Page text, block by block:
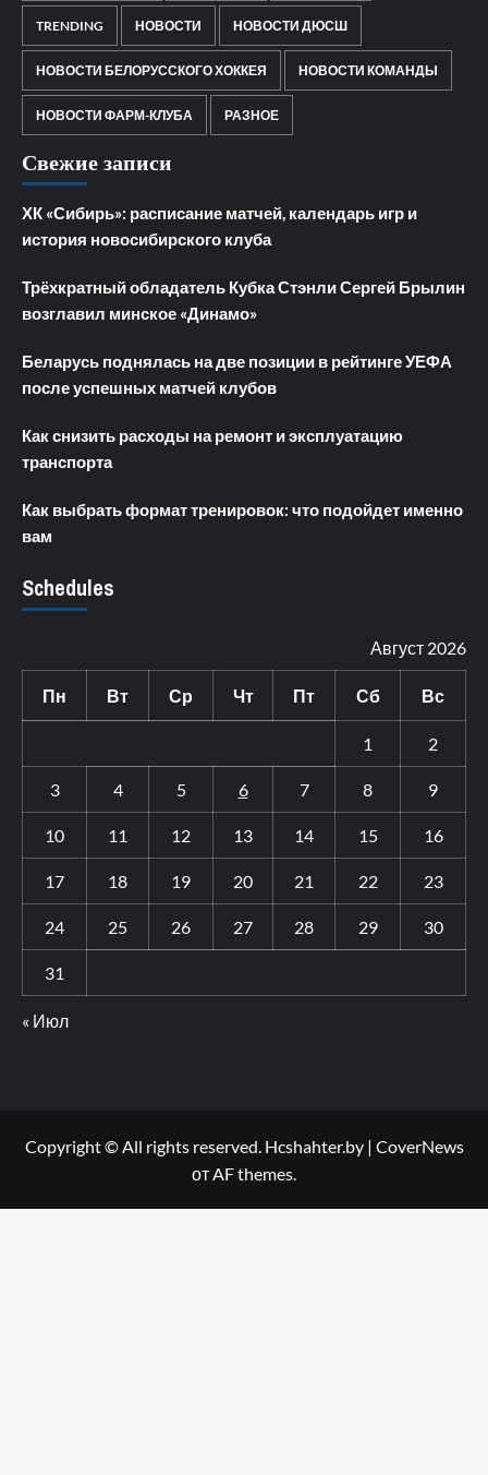
TRENDING НОВОСТИ НОВОСТИ ДЮСШ
НОВОСТИ БЕЛОРУССКОГО ХОККЕЯ НОВОСТИ КОМАНДЫ
НОВОСТИ ФАРМ-КЛУБА РАЗНОЕ
Свежие записи
ХК «Сибирь»: расписание матчей, календарь игр и
история новосибирского клуба
Трёхкратный обладатель Кубка Стэнли Сергей Брылин
возглавил минское «Динамо»
Беларусь поднялась на две позиции в рейтинге УЕФА
после успешных матчей клубов
Как снизить расходы на ремонт и эксплуатацию
транспорта
Как выбрать формат тренировок: что подойдет именно
вам
Schedules
Август 2026
Пн Вт Ср Чт Пт Сб Вс
1 2
3 4 5 6 7 8 9
10 11 12 13 14 15 16
17 18 19 20 21 22 23
24 25 26 27 28 29 30
31
« Июл
Copyright © All rights reserved. Hcshahter.by | CoverNews
от AF themes.